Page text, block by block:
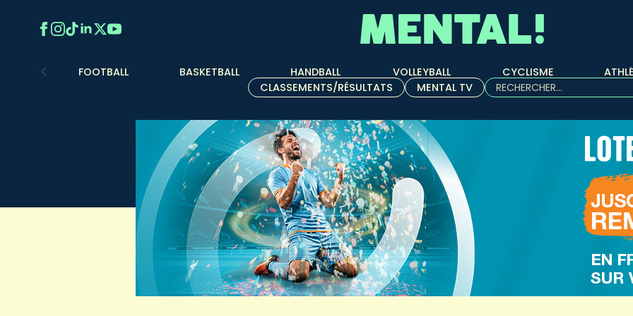
FOOTBALL BASKETBALL HANDBALL VOLLEYBALL CYCLISME
CLASSEMENTS/RÉSULTATS
MENTAL TV
Rechercher :